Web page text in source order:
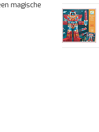
magische